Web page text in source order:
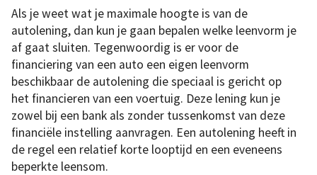
Als je weet wat je maximale hoogte is van de
autolening, dan kun je gaan bepalen welke leenvorm je
af gaat sluiten. Tegenwoordig is er voor de
financiering van een auto een eigen leenvorm
beschikbaar de autolening die speciaal is gericht op
het financieren van een voertuig. Deze lening kun je
zowel bij een bank als zonder tussenkomst van deze
financiële instelling aanvragen. Een autolening heeft in
de regel een relatief korte looptijd en een eveneens
beperkte leensom.